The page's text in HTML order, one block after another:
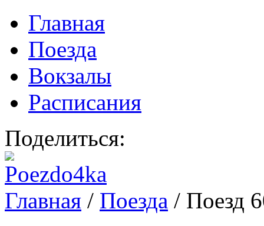
Главная
Поезда
Вокзалы
Расписания
Поделиться:
Главная / Поезда / Поезд